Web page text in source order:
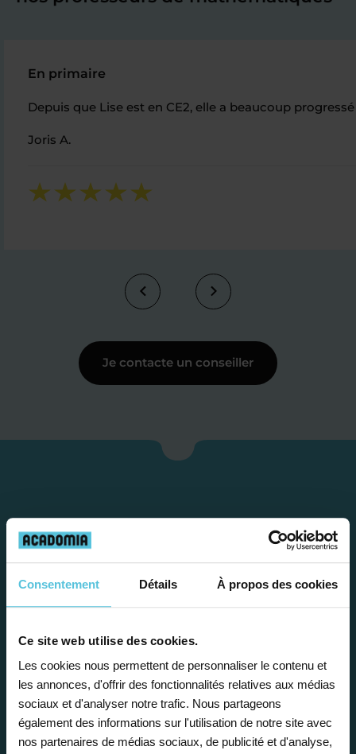
Consentement Détails À propos des cookies
Ce site web utilise des cookies.
Les cookies nous permettent de personnaliser le contenu et
les annonces, d'offrir des fonctionnalités relatives aux médias
sociaux et d'analyser notre trafic. Nous partageons
également des informations sur l'utilisation de notre site avec
nos partenaires de médias sociaux, de publicité et d'analyse,
En primaire
Depuis que Lise est en CE2, elle a beaucoup
Joris A.
Je contacte un conseiller
Étape 1
Je vous propose un
bilan personnalisé